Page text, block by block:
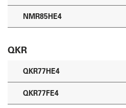
NMR85HE4
QKR
QKR77HE4
QKR77FE4